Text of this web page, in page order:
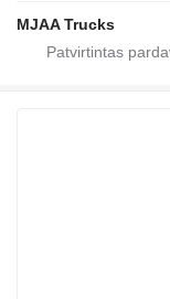
MJAA Trucks